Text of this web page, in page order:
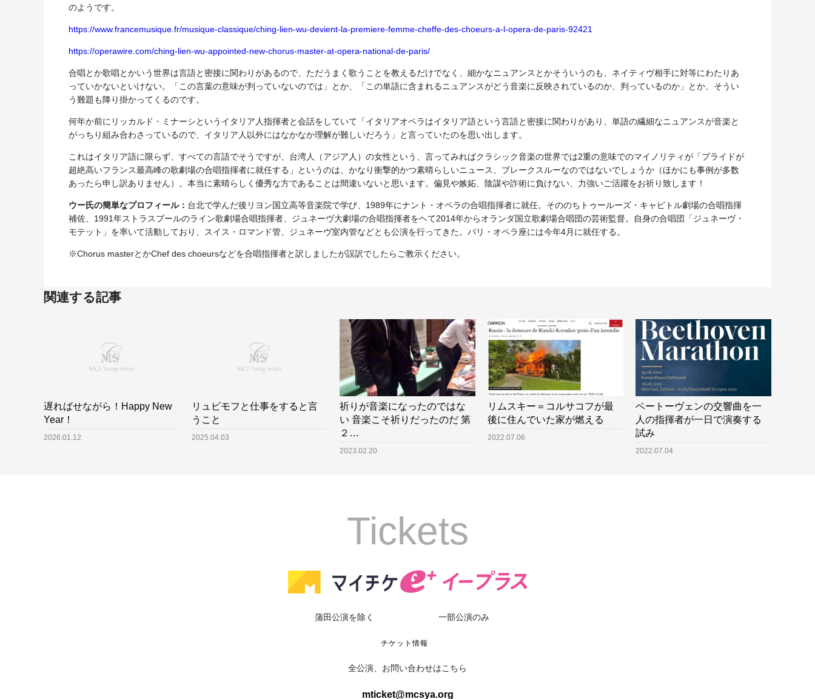
のようです。
https://www.francemusique.fr/musique-classique/ching-lien-wu-devient-la-premiere-femme-cheffe-des-choeurs-a-l-opera-de-paris-92421
https://operawire.com/ching-lien-wu-appointed-new-chorus-master-at-opera-national-de-paris/
合唱とか歌唱とかいう世界は言語と密接に関わりがあるので、ただうまく歌うことを教えるだけでなく、細かなニュアンスとかそういうのも、ネイティヴ相手に対等にわたりあ
っていかないといけない。「この言葉の意味が判っていないのでは」とか、「この単語に含まれるニュアンスがどう音楽に反映されているのか、判っているのか」とか、そうい
う難題も降り掛かってくるのです。
何年か前にリッカルド・ミナーシというイタリア人指揮者と会話をしていて「イタリアオペラはイタリア語という言語と密接に関わりがあり、単語の繊細なニュアンスが音楽と
がっちり組み合わさっているので、イタリア人以外にはなかなか理解が難しいだろう」と言っていたのを思い出します。
これはイタリア語に限らず、すべての言語でそうですが、台湾人（アジア人）の女性という、言ってみればクラシック音楽の世界では2重の意味でのマイノリティが「プライドが
超絶高いフランス最高峰の歌劇場の合唱指揮者に就任する」というのは、かなり衝撃的かつ素晴らしいニュース、ブレークスルーなのではないでしょうか（ほかにも事例が多数
あったら申し訳ありません）。本当に素晴らしく優秀な方であることは間違いないと思います。偏見や嫉妬、陰謀や詐術に負けない、力強いご活躍をお祈り致します！
ウー氏の簡単なプロフィール： 台北で学んだ後リヨン国立高等音楽院で学び、1989年にナント・オペラの合唱指揮者に就任。そののちトゥールーズ・キャピトル劇場の合唱指揮
補佐、1991年ストラスブールのライン歌劇場合唱指揮者、ジュネーヴ大劇場の合唱指揮者をヘて2014年からオランダ国立歌劇場合唱団の芸術監督。自身の合唱団「ジュネーヴ・
モテット」を率いて活動しており、スイス・ロマンド管、ジュネーヴ室内管などとも公演を行ってきた。パリ・オペラ座には今年4月に就任する。
※Chorus masterとかChef des choeursなどを合唱指揮者と訳しましたが誤訳でしたらご教示ください。
関連する記事
遅ればせながら！Happy New
Year！
2026.01.12
リュビモフと仕事をすると言
うこと
2025.04.03
祈りが音楽になったのではな
い 音楽こそ祈りだったのだ 第
２…
2023.02.20
リムスキー＝コルサコフが最
後に住んでいた家が燃える
2022.07.06
ベートーヴェンの交響曲を一
人の指揮者が一日で演奏する
試み
2022.07.04
Tickets
蒲田公演を除く 一部公演のみ
チケット情報
全公演、お問い合わせはこちら
mticket@mcsya.org